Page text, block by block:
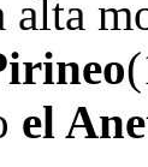
alta
el